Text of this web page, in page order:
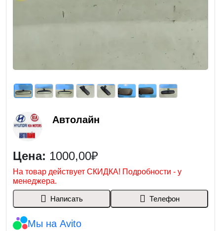
Автолайн
Цена: 1000,00₽
На товар действует СКИДКА! Подробности - у
менеджера.
Написать Телефон
Мы на Avito